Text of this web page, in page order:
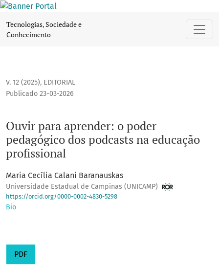
Tecnologias, Sociedade e
Conhecimento
V. 12 (2025), EDITORIAL
Ouvir para aprender: o poder
pedagógico dos podcasts na educação
profissional
Publicado 23-03-2026
Maria Cecília Calani Baranauskas
Universidade Estadual de Campinas (UNICAMP)
https://orcid.org/0000-0002-4830-5298
Bio
PDF